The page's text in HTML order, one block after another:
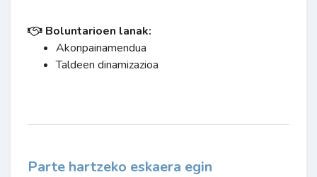
Boluntarioen lanak:
Akonpainamendua
Taldeen dinamizazioa
Parte hartzeko eskaera egin